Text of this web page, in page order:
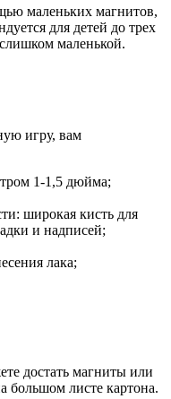
маленьких магнитов,
для детей до трех
маленькой.
игру, вам
1-1,5 дюйма;
широкая кисть для
и надписей;
лака;
достать магниты или
большом листе картона.